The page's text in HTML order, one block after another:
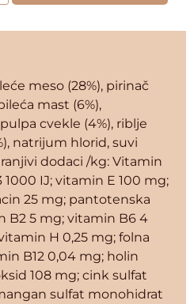
meso (28%), pirinač
mast (6%),
cvekle (4%), riblje
natrijum hlorid, suvi
dodaci /kg: Vitamin
IJ; vitamin E 100 mg;
25 mg; pantotenska
B2 5 mg; vitamin B6 4
H 0,25 mg; folna
B12 0,04 mg; holin
108 mg; cink sulfat
sulfat monohidrat